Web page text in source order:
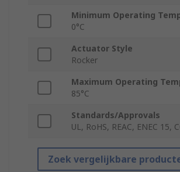
Minimum Operating
0°C
Actuator Style
Rocker
Maximum Operating
85°C
Standards/Approvals
UL, RoHS, REAC, ENEC 15,
Zoek vergelijkbare